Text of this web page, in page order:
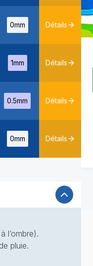
0mm Détails
1mm Détails
0.5mm Détails
0mm Détails
l’ombre).
pluie.